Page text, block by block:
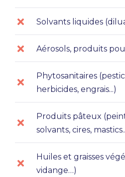
Solvants liquides
Aérosols, produits
Phytosanitaires
herbicides, engrais...)
Produits pâteux
solvants, cires,
Huiles et graisses
vidange…)